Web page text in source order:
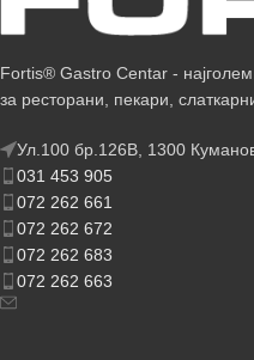
Fortis® Gastro Centar -
за ресторани, пекари,
Ул.100 бр.126В, 1300
031 453 905
072 262 661
072 262 672
072 262 683
072 262 663